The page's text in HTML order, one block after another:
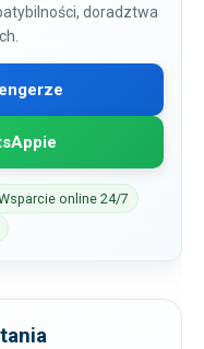
doradztwa
online 24/7